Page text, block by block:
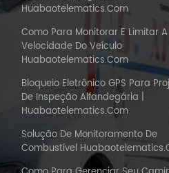
Huabaotelematics.com
Como Para Monitorar E Limitar A
Velocidade Do Veículo
Huabaotelematics.com
Bloqueio Eletrônico GPS Para
De Inspeção Alfandegária |
Huabaotelematics.com
Solução De Monitoramento De
Combustível